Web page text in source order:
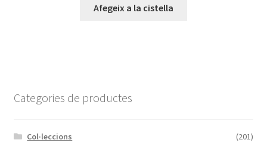
Afegeix a la cistella
Categories de productes
Col·leccions
(201)